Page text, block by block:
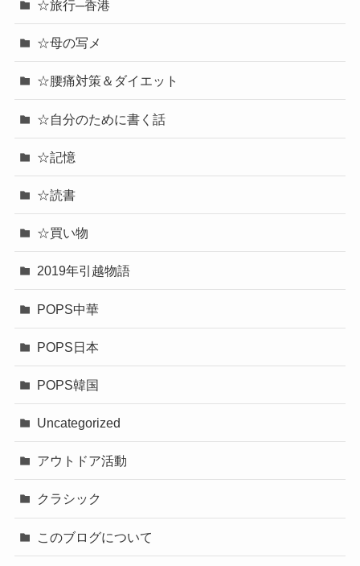
☆旅行─香港
☆母の写メ
☆腰痛対策＆ダイエット
☆自分のために書く話
☆記憶
☆読書
☆買い物
2019年引越物語
POPS中華
POPS日本
POPS韓国
Uncategorized
アウトドア活動
クラシック
このブログについて